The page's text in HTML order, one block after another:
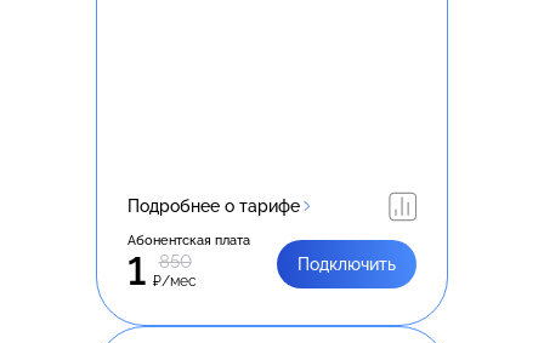
Подробнее о тарифе
Абонентская плата
1 850
₽/мес
Подключить